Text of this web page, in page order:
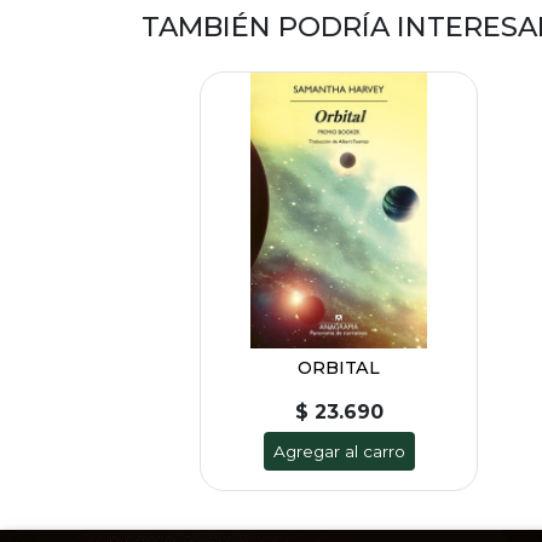
TAMBIÉN PODRÍA
ORBITAL
$ 23.690
Agregar al carro